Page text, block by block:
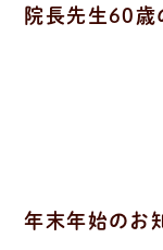
院長先生60歳
年末年始のお